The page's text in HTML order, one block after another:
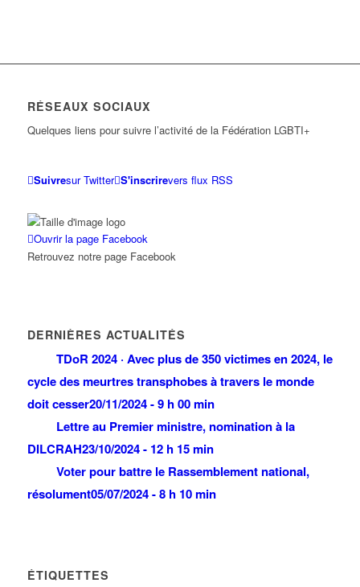
RÉSEAUX SOCIAUX
Quelques liens pour suivre l’activité de la Fédération LGBTI+
Suivresur Twitter S'inscrirevers flux RSS
Ouvrir la page Facebook
Retrouvez notre page Facebook
DERNIÈRES ACTUALITÉS
TDoR 2024 · Avec plus de 350 victimes en 2024, le
cycle des meurtres transphobes à travers le monde
doit cesser20/11/2024 - 9 h 00 min
Lettre au Premier ministre, nomination à la
DILCRAH23/10/2024 - 12 h 15 min
Voter pour battre le Rassemblement national,
résolument05/07/2024 - 8 h 10 min
ÉTIQUETTES